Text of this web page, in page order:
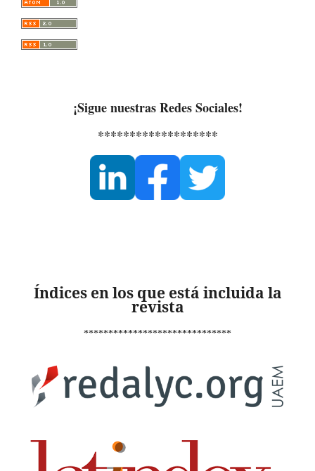
¡Sigue nuestras Redes Sociales!
*******************
Índices en los que está incluida la
revista
******************************